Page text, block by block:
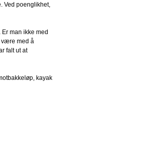
Ved poenglikhet,
man ikke med
være med å
falt ut at
kayak